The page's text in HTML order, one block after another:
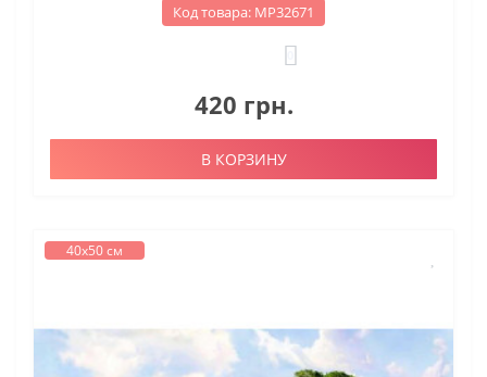
Код товара: МР32671
420 грн.
В КОРЗИНУ
40х50 см